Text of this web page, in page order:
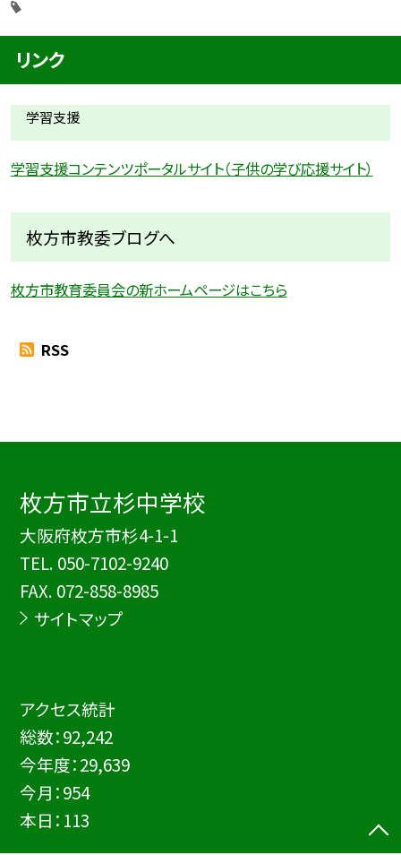
リンク
学習支援
学習支援コンテンツポータルサイト（子供の学び応援サイト）
枚方市教委ブログへ
枚方市教育委員会の新ホームページはこちら
RSS
枚方市立杉中学校
大阪府枚方市杉4-1-1
TEL. 050-7102-9240
FAX. 072-858-8985
サイトマップ
アクセス統計
総数：92,242
今年度：29,639
今月：954
本日： 113